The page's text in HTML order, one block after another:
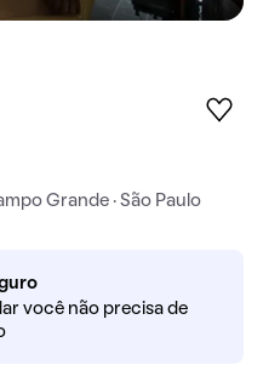
Grande · São Paulo
você não precisa de